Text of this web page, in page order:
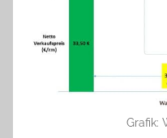
Grafik: